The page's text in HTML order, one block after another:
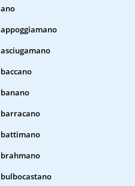
ano
appoggiamano
asciugamano
baccano
banano
barracano
battimano
brahmano
bulbocastano